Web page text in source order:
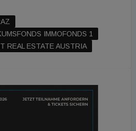
IMMOFONDS 1
REAL ESTATE AUSTRIA